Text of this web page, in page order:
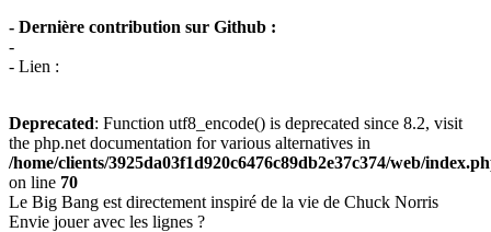
- Dernière contribution sur Github :
-
- Lien :
Deprecated: Function utf8_encode() is deprecated since 8.2, visit
the php.net documentation for various alternatives in
/home/clients/3925da03f1d920c6476c89db2e37c374/web/
on line 70
Le Big Bang est directement inspiré de la vie de Chuck Norris
Envie jouer avec les lignes ?